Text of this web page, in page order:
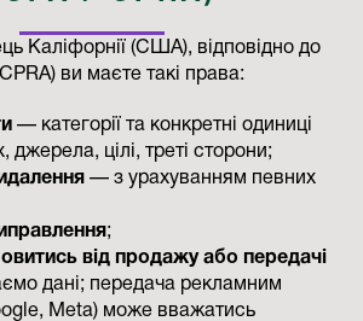
Каліфорнії (США), відповідно до
ви маєте такі права:
— категорії та конкретні одиниці
джерела, цілі, треті сторони;
— з урахуванням певних
;
від продажу або передачі
дані; передача рекламним
Meta) може вважатись